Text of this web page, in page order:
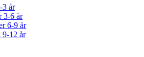
3 år
3-6 år
6-9 år
9-12 år